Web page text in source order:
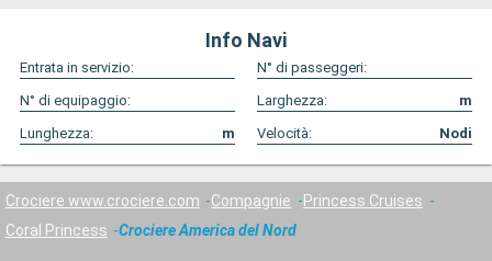
Info Navi
Entrata in servizio:
N° di passeggeri:
N° di equipaggio:
Larghezza:
m
Lunghezza:
m Velocità: Nodi
Crociere www.crociere.com Compagnie
Princess Cruises
Coral Princess
Crociere America del Nord